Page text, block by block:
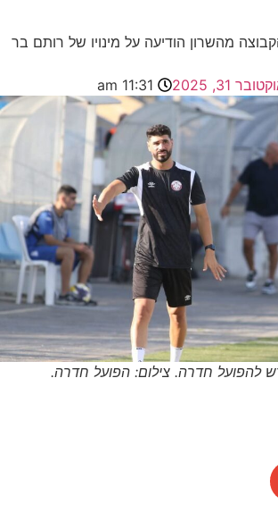
מהשרון הודיעה על מינויו של רותם בר
31, 2025
11:31 am
להפועל חדרה. צילום: הפועל חדרה.